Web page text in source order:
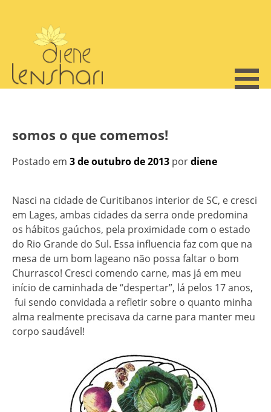
content
somos o que comemos!
Postado em 3 de outubro de 2013 pordiene
Nasci na cidade de Curitibanos interior de SC, e cresci
em Lages, ambas cidades da serra onde predomina
os hábitos gaúchos, pela proximidade com o estado
do Rio Grande do Sul. Essa influencia faz com que na
mesa de um bom lageano não possa faltar o bom
Churrasco! Cresci comendo carne, mas já em meu
início de caminhada de “despertar”, lá pelos 17 anos,
fui sendo convidada a refletir sobre o quanto minha
alma realmente precisava da carne para manter meu
corpo saudável!